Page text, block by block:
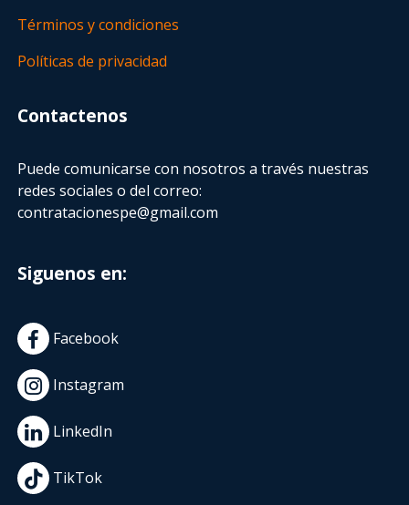
Términos y condiciones
Políticas de privacidad
Contactenos
Puede comunicarse con nosotros a través nuestras
redes sociales o del correo:
contratacionespe@gmail.com
Siguenos en:
Facebook
Instagram
LinkedIn
TikTok